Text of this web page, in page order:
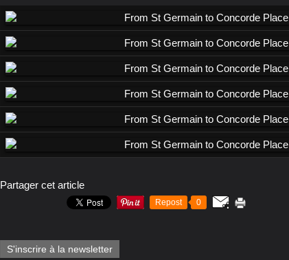
Partager cet article
Repost 0
S'inscrire à la newsletter